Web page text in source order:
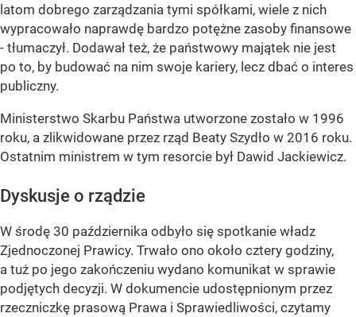
latom dobrego zarządzania tymi spółkami, wiele z nich
wypracowało naprawdę bardzo potężne zasoby finansowe
- tłumaczył. Dodawał też, że państwowy majątek nie jest
po to, by budować na nim swoje kariery, lecz dbać o interes
publiczny.
Ministerstwo Skarbu Państwa utworzone zostało w 1996
roku, a zlikwidowane przez rząd Beaty Szydło w 2016 roku.
Ostatnim ministrem w tym resorcie był Dawid Jackiewicz.
Dyskusje o rządzie
W środę 30 października odbyło się spotkanie władz
Zjednoczonej Prawicy. Trwało ono około cztery godziny,
a tuż po jego zakończeniu wydano komunikat w sprawie
podjętych decyzji. W dokumencie udostępnionym przez
rzeczniczkę prasową Prawa i Sprawiedliwości, czytamy